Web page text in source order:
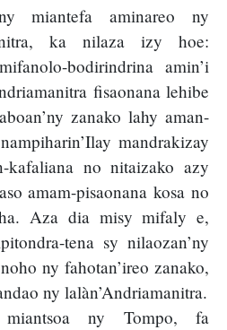
miantefa aminareo ny
ka nilaza izy hoe:
bodirindrina amin’i
fisaonana lehibe
zanako lahy aman-
mandrakizay
kafaliana no nitaizako azy
amam-pisaonana kosa no
Aza dia misy mifaly e,
tena sy nilaozan’ny
ny fahotan’ireo zanako,
ny lalàn’Andriamanitra.
ny Tompo, fa